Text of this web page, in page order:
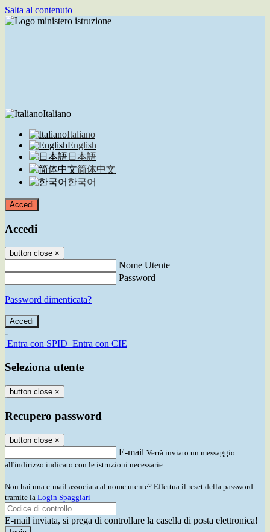
Salta al contenuto
Italiano
Italiano
English
日本語
简体中文
한국어
Accedi
Accedi
button close ×
Nome Utente
Password
Password dimenticata?
-
Entra con SPID Entra con CIE
Seleziona utente
button close ×
Recupero password
button close ×
E-mail Verrà inviato un messaggio
all'indirizzo indicato con le istruzioni necessarie.
Non hai una e-mail associata al nome utente? Effettua il reset della password
tramite la Login Spaggiari
E-mail inviata, si prega di controllare la casella di posta elettronica!